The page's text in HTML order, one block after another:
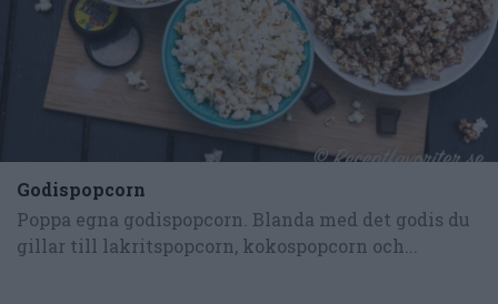
Godispopcorn
Poppa egna godispopcorn. Blanda med det godis du
gillar till lakritspopcorn, kokospopcorn och...